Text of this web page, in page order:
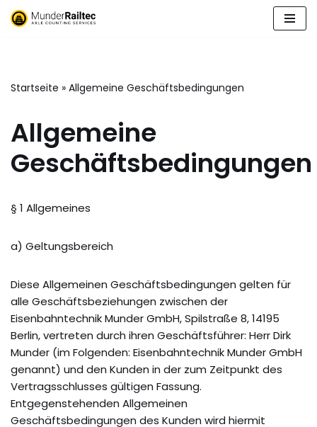
Startseite » Allgemeine Geschäftsbedingungen
Allgemeine
Geschäftsbedingungen
§ 1 Allgemeines
a) Geltungsbereich
Diese Allgemeinen Geschäftsbedingungen gelten für
alle Geschäftsbeziehungen zwischen der
Eisenbahntechnik Munder GmbH, Spilstraße 8, 14195
Berlin, vertreten durch ihren Geschäftsführer: Herr Dirk
Munder (im Folgenden: Eisenbahntechnik Munder GmbH
genannt) und den Kunden in der zum Zeitpunkt des
Vertragsschlusses gültigen Fassung.
Entgegenstehenden Allgemeinen
Geschäftsbedingungen des Kunden wird hiermit